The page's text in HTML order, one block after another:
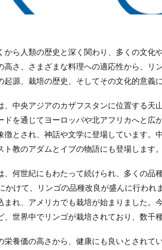
から人類の歴史と深く関わり、多くの文化
高さ、さまざまな料理への適応性から、リ
起源、栽培の歴史、そしてその文化的意義
、中央アジアのカザフスタンに位置する天
ドを通じてヨーロッパや北アフリカへと広
徴とされ、神話や文学に登場しています。
ト教のアダムとイブの物語にも登場します。
、何世紀にもわたって続けられ、多くの品
かけて、リンゴの品種改良が盛んに行わ
まれ、アメリカでも栽培が始まりました。
、世界中でリンゴが栽培されており、数千
栄養価の高さから、健康にも良いとされて